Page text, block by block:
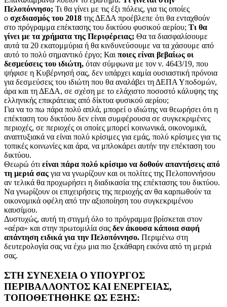
Πελοπόννησο; Τι θα γίνει με τις έξι πόλεις, για τις οποίες
ο σχεδιασμός του 2018 της ΔΕΔΑ προέβλεπε ότι θα ενταχθούν
στο πρόγραμμα επέκτασης του δικτύου φυσικού αερίου; Τι θα
γίνει με τα χρήματα της Περιφέρειας; Θα τα διασφαλίσουμε
αυτά τα 20 εκατομμύρια ή θα κινδυνεύσουμε να τα χάσουμε από
αυτό το πολύ σημαντικό έργο; Και ποιες είναι βεβαίως οι
δεσμεύσεις του ιδιώτη, όταν σύμφωνα με τον ν. 4643/19, που
ψήφισε η Κυβέρνησή σας, δεν υπάρχει καμία ουσιαστική πρόνοια
για δεσμεύσεις του ιδιώτη που θα αναλάβει τη ΔΕΠΑ Υποδομών,
άρα και τη ΔΕΔΑ, σε σχέση με το ελάχιστο ποσοστό κάλυψης της
ελληνικής επικράτειας από δίκτυα φυσικού αερίου;
Για να το πω πάρα πολύ απλά, μπορεί ο ιδιώτης να θεωρήσει ότι η
επέκταση του δικτύου δεν είναι συμφέρουσα σε συγκεκριμένες
περιοχές, σε περιοχές οι οποίες μπορεί κοινωνικά, οικονομικά,
αναπτυξιακά να είναι πολύ κρίσιμες για εμάς, πολύ κρίσιμες για τις
τοπικές κοινωνίες και άρα, να μπλοκάρει αυτήν την επέκταση του
δικτύου.
Θεωρώ ότι είναι πάρα πολύ κρίσιμο να δοθούν απαντήσεις από
τη μεριά σας για να γνωρίζουν και οι πολίτες της Πελοποννήσου
αν τελικά θα προχωρήσει η διαδικασία της επέκτασης του δικτύου.
Να γνωρίζουν οι επιχειρήσεις της περιοχής αν θα καρπωθούν τα
οικονομικά οφέλη από την αξιοποίηση του συγκεκριμένου
καυσίμου.
Δυστυχώς, αυτή τη στιγμή όλο το πρόγραμμα βρίσκεται στον
«αέρα» και στην πρωτομιλία σας δεν άκουσα κάποια σαφή
απάντηση ειδικά για την Πελοπόννησο. Περιμένω στη
δευτερολογία σας να έχω μια πιο ξεκάθαρη εικόνα από τη μεριά
σας.
ΣΤΗ ΣΥΝΕΧΕΙΑ Ο ΥΠΟΥΡΓΟΣ
ΠΕΡΙΒΑΛΛΟΝΤΟΣ ΚΑΙ ΕΝΕΡΓΕΙΑΣ,
ΤΟΠΟΘΕΤΗΘΗΚΕ ΩΣ ΕΞΗΣ: